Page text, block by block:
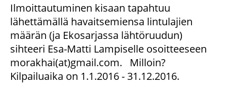
Ilmoittautuminen kisaan tapahtuu
lähettämällä havaitsemiensa lintulajien
määrän (ja Ekosarjassa lähtöruudun)
sihteeri Esa-Matti Lampiselle osoitteeseen
morakhai(at)gmail.com. Milloin?
Kilpailuaika on 1.1.2016 - 31.12.2016.